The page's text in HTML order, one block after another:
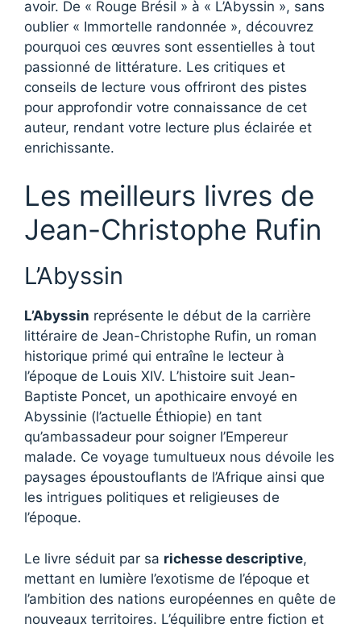
avoir. De « Rouge Brésil » à « L’Abyssin », sans
oublier « Immortelle randonnée », découvrez
pourquoi ces œuvres sont essentielles à tout
passionné de littérature. Les critiques et
conseils de lecture vous offriront des pistes
pour approfondir votre connaissance de cet
auteur, rendant votre lecture plus éclairée et
enrichissante.
Les meilleurs livres de
Jean-Christophe Rufin
L’Abyssin
L’Abyssin représente le début de la carrière
littéraire de Jean-Christophe Rufin, un roman
historique primé qui entraîne le lecteur à
l’époque de Louis XIV. L’histoire suit Jean-
Baptiste Poncet, un apothicaire envoyé en
Abyssinie (l’actuelle Éthiopie) en tant
qu’ambassadeur pour soigner l’Empereur
malade. Ce voyage tumultueux nous dévoile les
paysages époustouflants de l’Afrique ainsi que
les intrigues politiques et religieuses de
l’époque.
Le livre séduit par sa richesse descriptive,
mettant en lumière l’exotisme de l’époque et
l’ambition des nations européennes en quête de
nouveaux territoires. L’équilibre entre fiction et